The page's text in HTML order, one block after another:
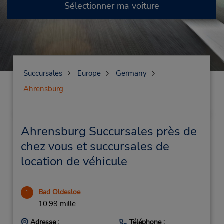
Sélectionner ma voiture
Succursales Europe
Germany
Ahrensburg
Ahrensburg Succursales près de
chez vous et succursales de
location de véhicule
1 Bad Oldesloe
10.99 mille